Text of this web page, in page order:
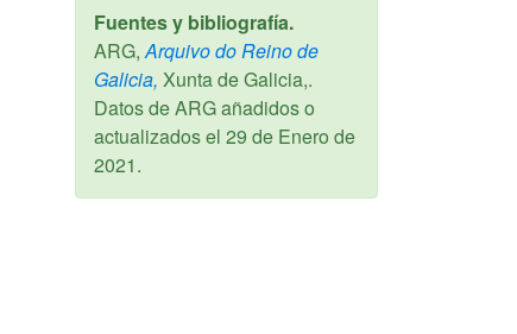
Fuentes y bibliografía.
ARG,Arquivo do Reino de
Galicia, Xunta de Galicia,.
Datos de ARG añadidos o
actualizados el 29 de Enero de
2021.